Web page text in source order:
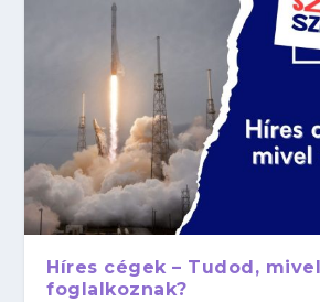
Híres cégek – Tudod, mivel
foglalkoznak?